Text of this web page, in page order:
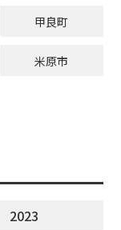
甲良町
米原市
2023